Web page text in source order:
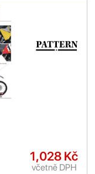
1,028 Kč
včetně DPH